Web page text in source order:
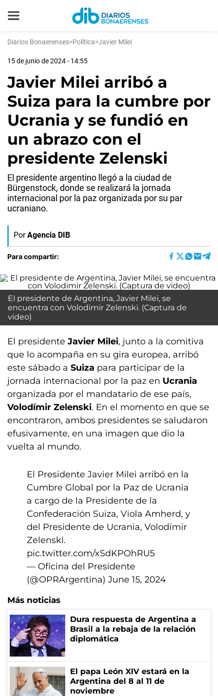
Diarios Bonaerenses>Política>Javier Milei
15 de junio de 2024 - 14:55
Javier Milei arribó a
Suiza para la cumbre por
Ucrania y se fundió en
un abrazo con el
presidente Zelenski
El presidente argentino llegó a la ciudad de
Bürgenstock, donde se realizará la jornada
internacional por la paz organizada por su par
ucraniano.
Por Agencia DIB
Para compartir:
El presidente de Argentina, Javier Milei, se
encuentra con Volodimir Zelenski. (Captura de
video)
El presidente Javier Milei, junto a la comitiva
que lo acompaña en su gira europea, arribó
este sábado a Suiza para participar de la
jornada internacional por la paz en Ucrania
organizada por el mandatario de ese país,
Volodímir Zelenski. En el momento en que se
encontraron, ambos presidentes se saludaron
efusivamente, en una imagen que dio la
vuelta al mundo.
El Presidente Javier Milei arribó en la
Cumbre Global por la Paz de Ucrania
a cargo de la Presidente de la
Confederación Suiza, Viola Amherd, y
del Presidente de Ucrania, Volodímir
Zelenski.
pic.twitter.com/xSdKPOhRU5
— Oficina del Presidente
(@OPRArgentina) June 15, 2024
Más noticias
Dura respuesta de Argentina a
Brasil a la rebaja de la relación
diplomática
El papa León XIV estará en la
Argentina del 8 al 11 de
noviembre